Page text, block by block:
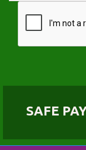
SAFE